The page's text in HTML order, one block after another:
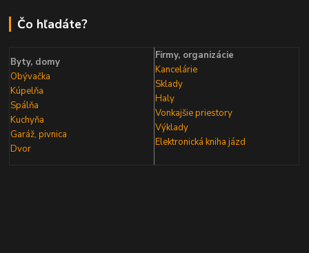
Čo hľadáte?
Byty, domy
Obývačka
Kúpelňa
Spálňa
Kuchyňa
Garáž, pivnica
Dvor
Firmy, organizácie
Kancelárie
Sklady
Haly
Vonkajšie priestory
Výklady
Elektronická kniha jázd